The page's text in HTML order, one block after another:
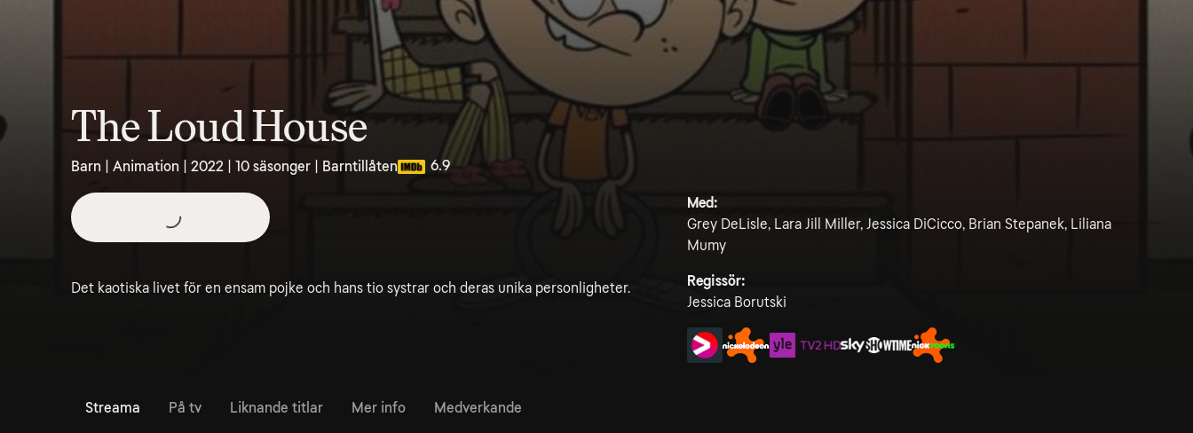
The Loud House
Barn | Animation | 2022 | 10 säsonger | Barntillåten 6.9
Det kaotiska livet för en ensam pojke och hans tio systrar och deras unika personligheter.
Med:
Grey DeLisle, Lara Jill Miller, Jessica DiCicco, Brian Stepanek, Liliana
Mumy
Regissör:
Jessica Borutski
Streama På tv Liknande titlar Mer info Medverkande